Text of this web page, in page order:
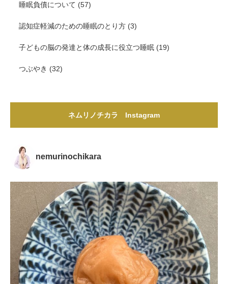
睡眠負債について (57)
認知症軽減のための睡眠のとり方 (3)
子どもの脳の発達と体の成長に役立つ睡眠 (19)
つぶやき (32)
ネムリノチカラ Instagram
nemurinochikara